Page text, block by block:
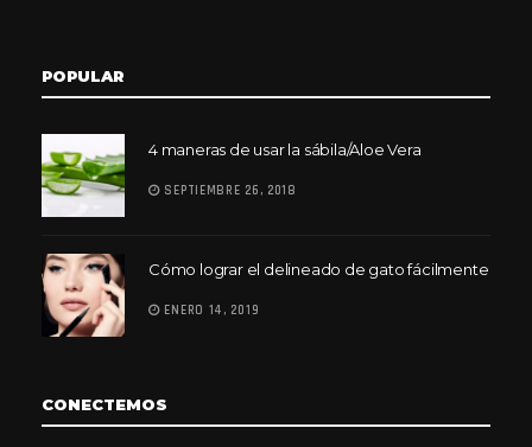
POPULAR
4 maneras de usar la sábila/Aloe Vera
SEPTIEMBRE 26, 2018
Cómo lograr el delineado de gato fácilmente
ENERO 14, 2019
CONECTEMOS